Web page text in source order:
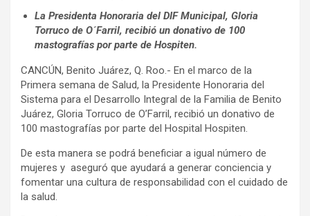
La Presidenta Honoraria del DIF Municipal, Gloria
Torruco de O´Farril, recibió un donativo de 100
mastografías por parte de Hospiten.
CANCÚN, Benito Juárez, Q. Roo.- En el marco de la
Primera semana de Salud, la Presidente Honoraria del
Sistema para el Desarrollo Integral de la Familia de Benito
Juárez, Gloria Torruco de O’Farril, recibió un donativo de
100 mastografías por parte del Hospital Hospiten.
De esta manera se podrá beneficiar a igual número de
mujeres y aseguró que ayudará a generar conciencia y
fomentar una cultura de responsabilidad con el cuidado de
la salud.